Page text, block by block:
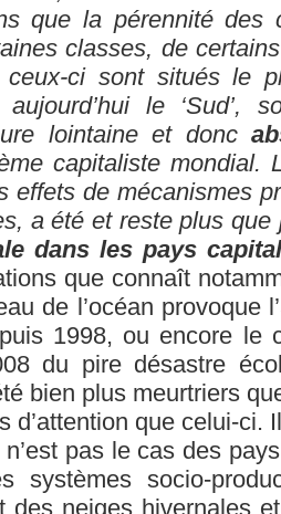
que la pérennité des
classes, de
ceux-ci sont situés le
aujourd’hui le ‘Sud’,
lointaine et donc
capitaliste mondial.
effets de mécanismes
a été et reste plus
dans les pays
que connaît
de l’océan provoque
1998, ou encore le
du pire désastre
bien plus meurtriers
d’attention que celui-ci.
pas le cas des
systèmes socio-
des neiges hivernales